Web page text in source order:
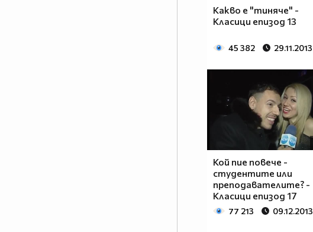
Какво е "тиняче" -
Класици епизод 13
45 382 29.11.2013
Кой пие повече -
студентите или
преподавателите? -
Класици епизод 17
77 213 09.12.2013